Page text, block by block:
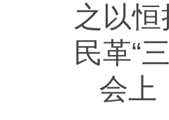
之以
民革“
会上